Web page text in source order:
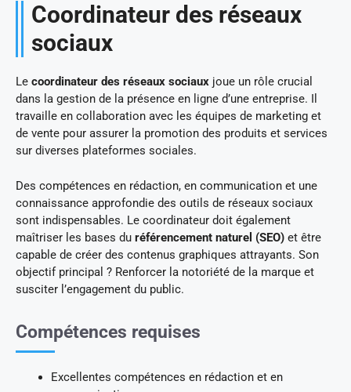
Coordinateur des réseaux
sociaux
Le coordinateur des réseaux sociaux joue un rôle crucial
dans la gestion de la présence en ligne d’une entreprise. Il
travaille en collaboration avec les équipes de marketing et
de vente pour assurer la promotion des produits et services
sur diverses plateformes sociales.
Des compétences en rédaction, en communication et une
connaissance approfondie des outils de réseaux sociaux
sont indispensables. Le coordinateur doit également
maîtriser les bases du référencement naturel (SEO) et être
capable de créer des contenus graphiques attrayants. Son
objectif principal ? Renforcer la notoriété de la marque et
susciter l’engagement du public.
Compétences requises
Excellentes compétences en rédaction et en